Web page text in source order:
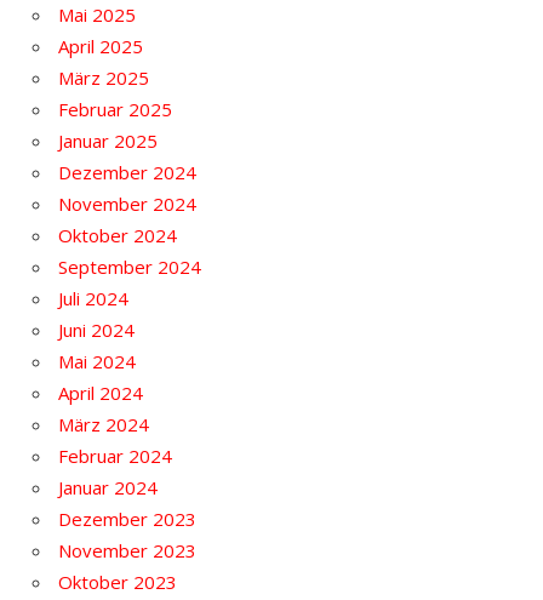
Mai 2025
April 2025
März 2025
Februar 2025
Januar 2025
Dezember 2024
November 2024
Oktober 2024
September 2024
Juli 2024
Juni 2024
Mai 2024
April 2024
März 2024
Februar 2024
Januar 2024
Dezember 2023
November 2023
Oktober 2023